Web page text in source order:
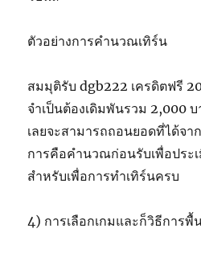
ตัวอย่างการคำนวณเทิร์น
สมมุติรับ dgb222 เครดิตฟรี
จำเป็นต้องเดิมพันรวม 2,000
เลยจะสามารถถอนยอดที่ได้จา
การคือคำนวณก่อนรับเพื่อประ
สำหรับเพื่อการทำเทิร์นครบ
4) การเลือกเกมและก็วิธีการพื้